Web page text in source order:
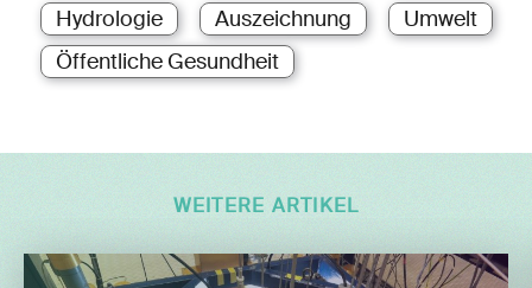
Hydrologie Auszeichnung
Umwelt
Öffentliche Gesundheit
WEITERE ARTIKEL